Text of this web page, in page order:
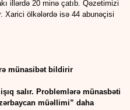
illərdə 20 minə çatıb. Qəzetimizi
Xarici ölkələrdə isə 44 abunəçisi
münasibət bildirir
salır. Problemlərə münasbəti
müəllimi” daha